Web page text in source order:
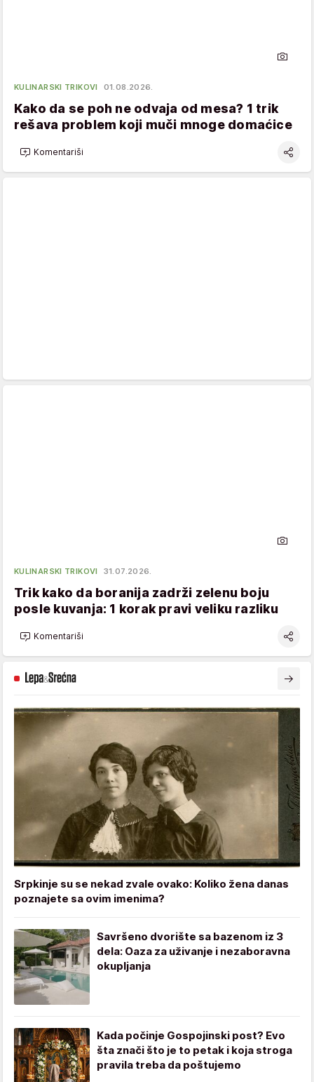
KULINARSKI TRIKOVI 01.08.2026.
Kako da se poh ne odvaja od mesa? 1 trik
rešava problem koji muči mnoge domaćice
Komentariši
KULINARSKI TRIKOVI 31.07.2026.
Trik kako da boranija zadrži zelenu boju
posle kuvanja: 1 korak pravi veliku razliku
Komentariši
Srpkinje su se nekad zvale ovako: Koliko žena danas
poznajete sa ovim imenima?
Savršeno dvorište sa bazenom iz 3
dela: Oaza za uživanje i nezaboravna
okupljanja
Kada počinje Gospojinski post? Evo
šta znači što je to petak i koja stroga
pravila treba da poštujemo